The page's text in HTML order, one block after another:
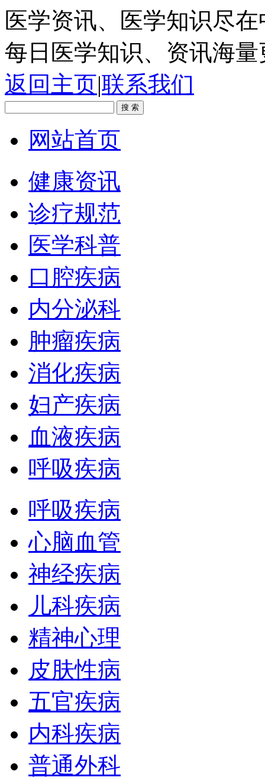
医学资讯、医学知识尽
每日医学知识、资讯海
返回主页|联系我们
网站首页
健康资讯
诊疗规范
医学科普
口腔疾病
内分泌科
肿瘤疾病
消化疾病
妇产疾病
血液疾病
呼吸疾病
呼吸疾病
心脑血管
神经疾病
儿科疾病
精神心理
皮肤性病
五官疾病
内科疾病
普通外科